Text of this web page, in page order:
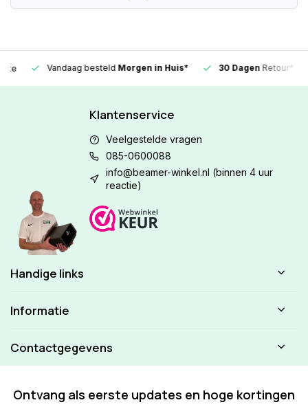
Vandaag besteldMorgen in Huis* 30 DagenRetour*
Klantenservice
Veelgestelde vragen
085-0600088
info@beamer-winkel.nl (binnen 4 uur
reactie)
Handige links
Informatie
Contactgegevens
Ontvang als eerste updates en hoge kortingen